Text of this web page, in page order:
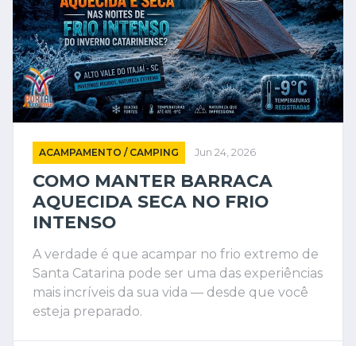
ACAMPAMENTO / CAMPING Jun 24, 2026
COMO MANTER BARRACA
AQUECIDA SECA NO FRIO
INTENSO
A verdade é que acampar no frio extremo de
Santa Catarina pode ser uma das experiências
mais incríveis da sua vida — desde que você
esteja preparado.